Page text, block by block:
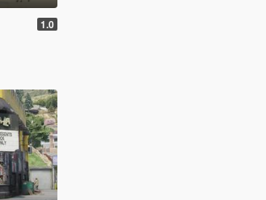
1.0